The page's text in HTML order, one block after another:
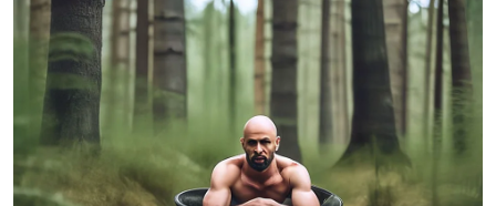
semata-mata sebaliknya pada sistem
perolehan dan tender yang terlalu
bergantung kepada kepercayaan dalaman
tanpa semak serta imbang luaran yang
berkesan.
Artikel Berkaitan: